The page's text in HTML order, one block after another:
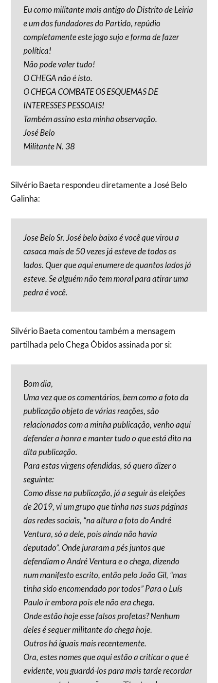
Eu como militante mais antigo do Distrito de Leiria
e um dos fundadores do Partido, repúdio
completamente este jogo sujo e forma de fazer
política!
Não pode valer tudo!
O CHEGA não é isto.
O CHEGA COMBATE OS ESQUEMAS DE
INTERESSES PESSOAIS!
Também assino esta minha observação.
José Belo
Militante N. 38
Silvério Baeta respondeu diretamente a José Belo
Galinha:
Jose Belo Sr. José belo baixo é você que virou a
casaca mais de 50 vezes já esteve de todos os
lados. Quer que aqui enumere de quantos lados já
esteve. Se alguém não tem moral para atirar uma
pedra é você.
Silvério Baeta comentou também a mensagem
partilhada pelo Chega Óbidos assinada por si:
Bom dia,
Uma vez que os comentários, bem como a foto da
publicação objeto de várias reações, são
relacionados com a minha publicação, venho aqui
defender a honra e manter tudo o que está dito na
dita publicação.
Para estas virgens ofendidas, só quero dizer o
seguinte:
Como disse na publicação, já a seguir às eleições
de 2019, vi um grupo que tinha nas suas páginas
das redes sociais, “na altura a foto do André
Ventura, só a dele, pois ainda não havia
deputado”. Onde juraram a pés juntos que
defendiam o André Ventura e o chega, dizendo
num manifesto escrito, então pelo João Gil, “mas
tinha sido encomendado por todos” Para o Luís
Paulo ir embora pois ele não era chega.
Onde estão hoje esse falsos profetas? Nenhum
deles é sequer militante do chega hoje.
Outros há iguais mais recentemente.
Ora, estes nomes que aqui estão a criticar o que é
evidente, vou guardá-los para mais tarde recordar